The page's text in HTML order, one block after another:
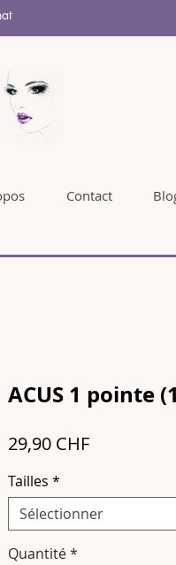
Contact
ACUS 1 pointe
29,90 CHFPrix
Tailles *
Sélectionner
Quantité*